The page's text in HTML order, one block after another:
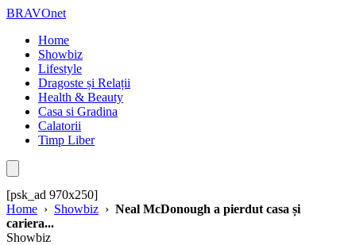
BRAVOnet
Home
Showbiz
Lifestyle
Dragoste și Relații
Health & Beauty
Casa si Gradina
Calatorii
Timp Liber
[psk_ad 970x250]
Home › Showbiz › Neal McDonough a pierdut casa și
cariera...
Showbiz